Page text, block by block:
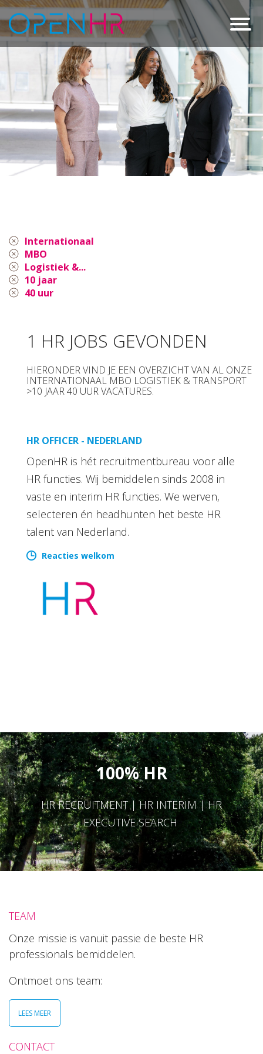
Internationaal
MBO
Logistiek &...
10 jaar
40 uur
1 HR JOBS GEVONDEN
HIERONDER VIND JE EEN OVERZICHT VAN AL ONZE
INTERNATIONAAL MBO LOGISTIEK & TRANSPORT
>10 JAAR 40 UUR VACATURES.
HR OFFICER - NEDERLAND
OpenHR is hét recruitmentbureau voor alle
HR functies. Wij bemiddelen sinds 2008 in
vaste en interim HR functies. We werven,
selecteren én headhunten het beste HR
talent van Nederland.
Reacties welkom
100% HR
HR RECRUITMENT | HR INTERIM | HR
EXECUTIVE SEARCH
TEAM
Onze missie is vanuit passie de beste HR
professionals bemiddelen.
Ontmoet ons team:
LEES MEER
CONTACT